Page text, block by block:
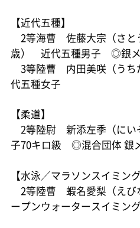
【近代五種】
2等海曹 佐藤大宗（さ
歳） 近代五種男子 ◎銀
3等陸曹 内田美咲（う
代五種女子
【柔道】
2等陸尉 新添左季（に
子70キロ級 ◎混合団体 銀
【水泳／マラソンスイミング
2等陸曹 蝦名愛梨（え
ープンウォータースイミング